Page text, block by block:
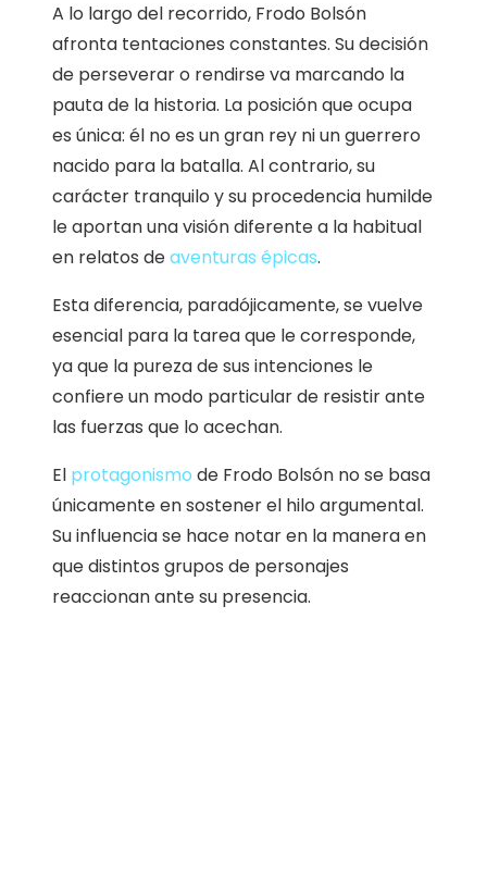
A lo largo del recorrido, Frodo Bolsón
afronta tentaciones constantes. Su decisión
de perseverar o rendirse va marcando la
pauta de la historia. La posición que ocupa
es única: él no es un gran rey ni un guerrero
nacido para la batalla. Al contrario, su
carácter tranquilo y su procedencia humilde
le aportan una visión diferente a la habitual
en relatos deaventuras épicas.
Esta diferencia, paradójicamente, se vuelve
esencial para la tarea que le corresponde,
ya que la pureza de sus intenciones le
confiere un modo particular de resistir ante
las fuerzas que lo acechan.
El protagonismo de Frodo Bolsón no se basa
únicamente en sostener el hilo argumental.
Su influencia se hace notar en la manera en
que distintos grupos de personajes
reaccionan ante su presencia.